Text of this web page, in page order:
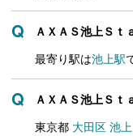
ＡＸＡＳ池上Ｓｔ
最寄り駅は池上駅
ＡＸＡＳ池上Ｓｔ
東京都 大田区 池上